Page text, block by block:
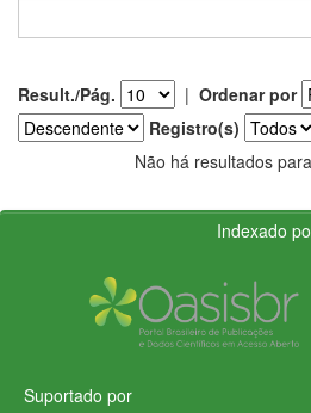
Result./Pág. | Ordenar por
Registro(s)
Não há resultados
Indexado
Suportado por